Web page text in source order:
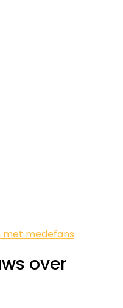
met medefans
over